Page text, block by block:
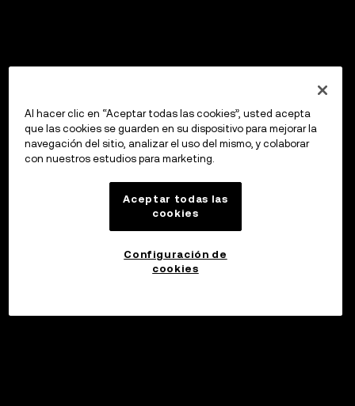
Al hacer clic en “Aceptar todas las cookies”, usted acepta
que las cookies se guarden en su dispositivo para mejorar la
navegación del sitio, analizar el uso del mismo, y colaborar
con nuestros estudios para marketing.
Aceptar todas las
cookies
Configuración de
cookies